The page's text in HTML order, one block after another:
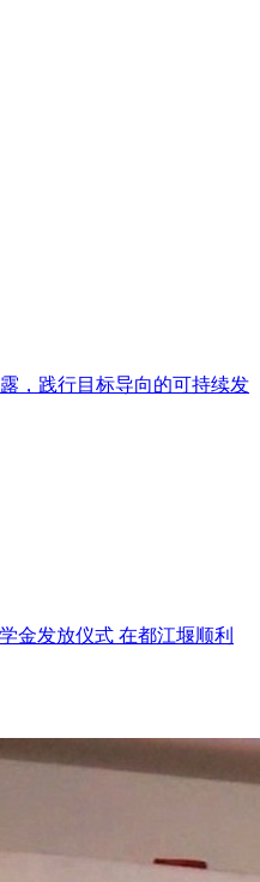
，践行目标导向的可持续发
金发放仪式 在都江堰顺利